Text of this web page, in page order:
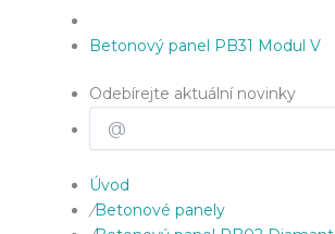
Betonový panel PB31 Modul V
Odebírejte aktuální novinky
Úvod
/Betonové panely